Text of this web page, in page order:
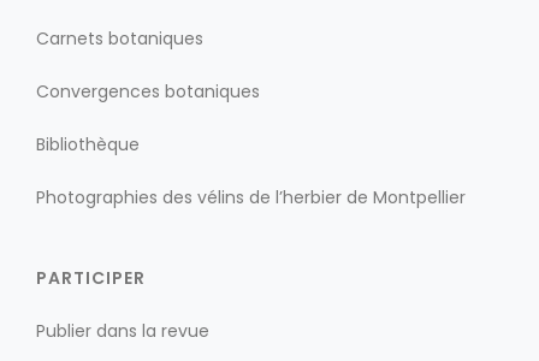
Carnets botaniques
Convergences botaniques
Bibliothèque
Photographies des vélins de l’herbier de Montpellier
PARTICIPER
Publier dans la revue